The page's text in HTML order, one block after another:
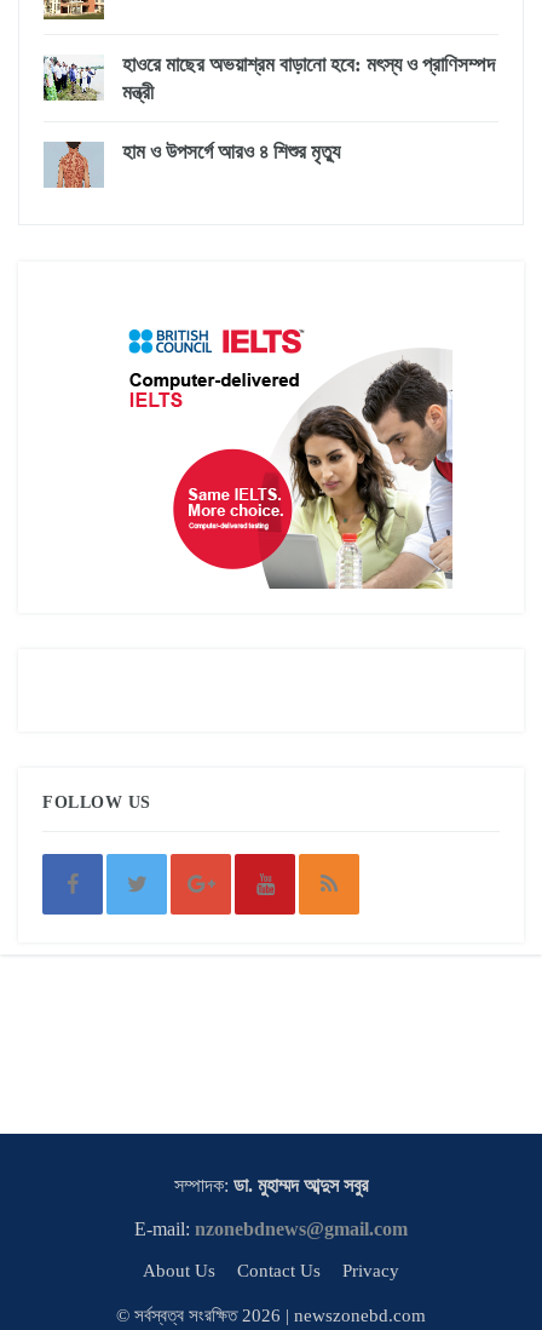
হাওরে মাছের অভয়াশ্রম বাড়ানো হবে: মৎস্য ও প্রাণিসম্পদ
মন্ত্রী
হাম ও উপসর্গে আরও ৪ শিশুর মৃত্যু
FOLLOW US
সম্পাদক: ডা. মুহাম্মদ আব্দুস সবুর
E-mail: nzonebdnews@gmail.com
About Us Contact Us Privacy
© সর্বস্বত্ব সংরক্ষিত 2026 | newszonebd.com